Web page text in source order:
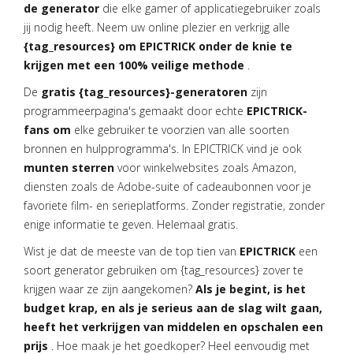
de generator die elke gamer of applicatiegebruiker zoals
jij nodig heeft. Neem uw online plezier en verkrijg alle
{tag_resources} om EPICTRICK onder de knie te
krijgen met een 100% veilige methode .
De gratis {tag_resources}-generatoren zijn
programmeerpagina's gemaakt door echte EPICTRICK-
fans om elke gebruiker te voorzien van alle soorten
bronnen en hulpprogramma's. In EPICTRICK vind je ook
munten sterren voor winkelwebsites zoals Amazon,
diensten zoals de Adobe-suite of cadeaubonnen voor je
favoriete film- en serieplatforms. Zonder registratie, zonder
enige informatie te geven. Helemaal gratis.
Wist je dat de meeste van de top tien van EPICTRICK een
soort generator gebruiken om {tag_resources} zover te
krijgen waar ze zijn aangekomen? Als je begint, is het
budget krap, en als je serieus aan de slag wilt gaan,
heeft het verkrijgen van middelen en opschalen een
prijs . Hoe maak je het goedkoper? Heel eenvoudig met